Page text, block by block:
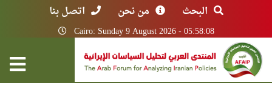
البحث من نحن اتصل بنا
Cairo: Sunday 9 August 2026 - 05:58:08